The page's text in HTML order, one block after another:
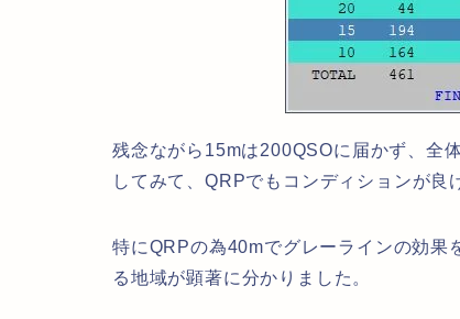
残念ながら15mは200QSOに届かず、全
してみて、QRPでもコンディションが良
特にQRPの為40mでグレーラインの効果
る地域が顕著に分かりました。